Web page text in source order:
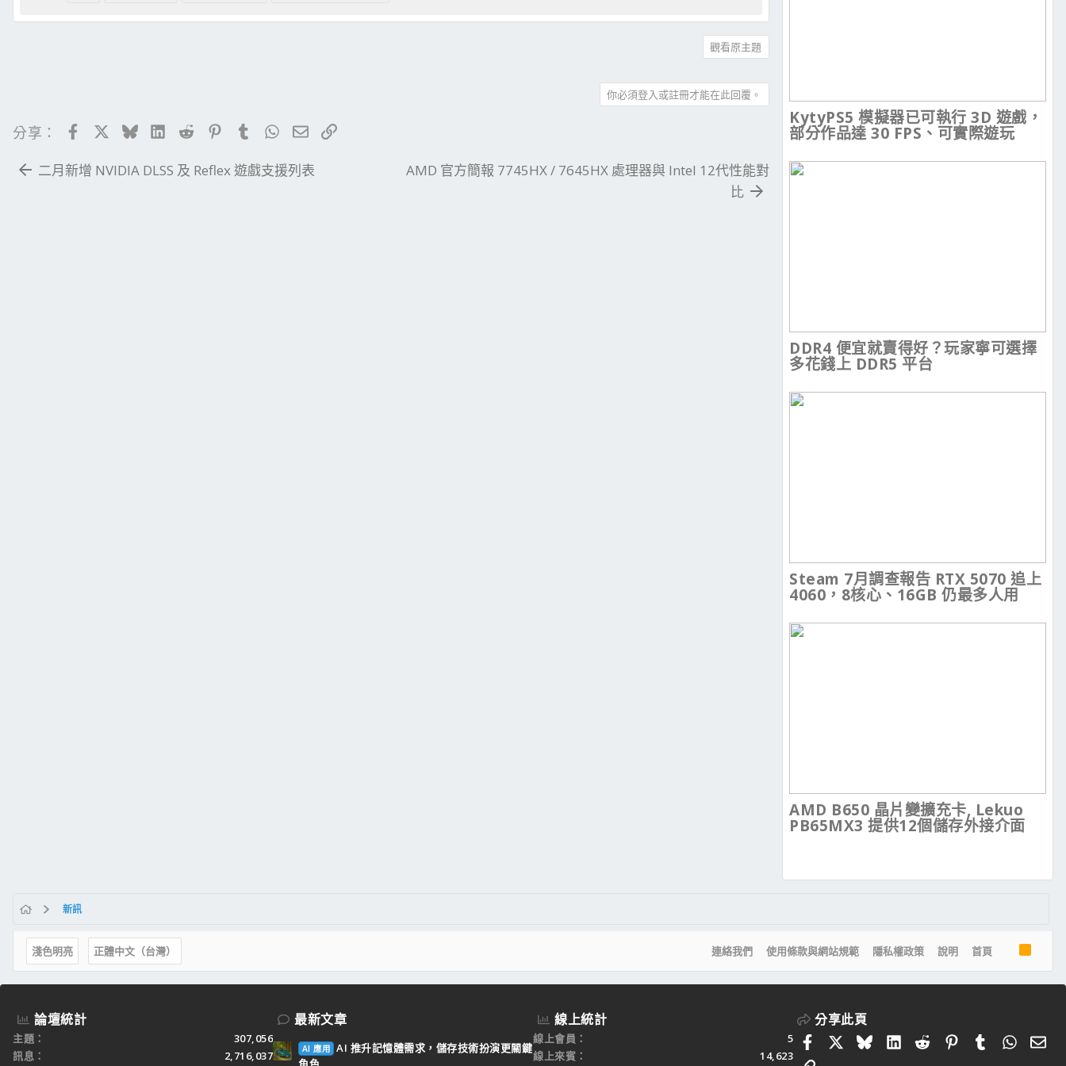
觀看原主題
你必須登入或註冊才能在此回覆。
分享： FacebookBlueskyLinkedIn
RedditPinterestTumblrWhatsApp
電子郵件
連結
二月新增 NVIDIA DLSS 及 Reflex 遊戲支援列表
AMD 官方簡報 7745HX / 7645HX 處理器與 Intel 12代性能對
比
KytyPS5 模擬器已可執行 3D 遊戲，
部分作品達 30 FPS、可實際遊玩
DDR4 便宜就賣得好？玩家寧可選擇
多花錢上 DDR5 平台
Steam 7月調查報告 RTX 5070 追上
4060，8核心、16GB 仍最多人用
AMD B650 晶片變擴充卡, Lekuo
PB65MX3 提供12個儲存外接介面
新訊
淺色明亮 正體中文（台灣） 連絡我們 使用條款與網站規範 隱私權政策 說明 首頁
S
論壇統計
主題
307,056
訊息
2,716,037
最新文章
AI 應用 AI 推升記憶體需求，儲存技術扮演更關鍵
線上統計
線上會員
5
線上來賓
14,623
分享此頁
FacebookBlueskyLinkedIn
RedditPinterestTumblr 電